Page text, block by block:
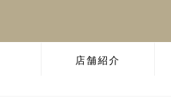
店舗紹介